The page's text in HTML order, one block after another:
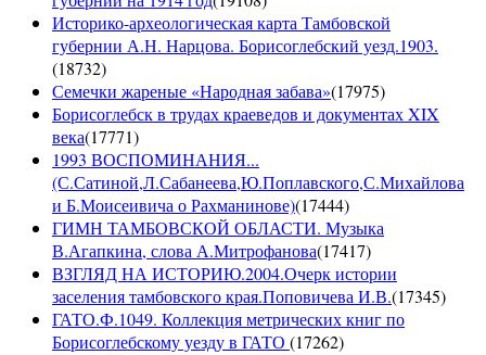
Историко-археологическая карта Тамбовской
губернии А.Н. Нарцова. Борисоглебский уезд.1903.
(18732)
Семечки жареные «Народная забава»(17975)
Борисоглебск в трудах краеведов и документах XIX
века(17771)
1993 ВОСПОМИНАНИЯ...
(С.Сатиной,Л.Сабанеева,Ю.Поплавского,С.Михайлова
и Б.Моисеивича о Рахманинове)(17444)
ГИМН ТАМБОВСКОЙ ОБЛАСТИ. Музыка
В.Агапкина, слова А.Митрофанова(17417)
ВЗГЛЯД НА ИСТОРИЮ.2004.Очерк истории
заселения тамбовского края.Поповичева И.В.(17345)
ГАТО.Ф.1049. Коллекция метрических книг по
Борисоглебскому уезду в ГАТО (17262)